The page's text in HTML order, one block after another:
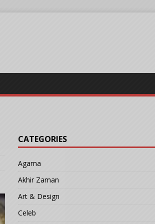
CATEGORIES
Agama
Akhir Zaman
Art & Design
Celeb